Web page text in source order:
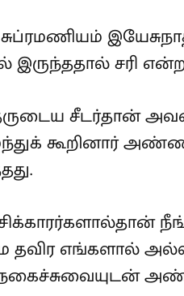
சுப்ரமணியம்
சரி
சீடர்தான்
கூறினார்
தவிர எங்களால்